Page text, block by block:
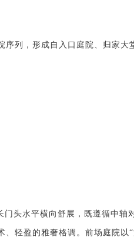
序列， 形成自入口庭院、归家大
门头水平横向舒展，既遵循中轴
轻盈的雅奢格调。前场庭院以“